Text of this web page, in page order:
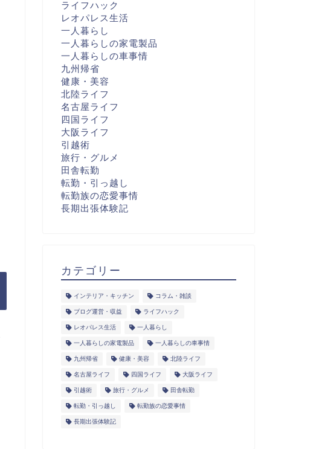
ライフハック
レオパレス生活
一人暮らし
一人暮らしの家電製品
一人暮らしの車事情
九州帰省
健康・美容
北陸ライフ
名古屋ライフ
四国ライフ
大阪ライフ
引越術
旅行・グルメ
田舎転勤
転勤・引っ越し
転勤族の恋愛事情
長期出張体験記
カテゴリー
インテリア・キッチン コラム・雑談
ブログ運営・収益 ライフハック
レオパレス生活 一人暮らし
一人暮らしの家電製品 一人暮らしの車事情
九州帰省 健康・美容 北陸ライフ
名古屋ライフ 四国ライフ 大阪ライフ
引越術 旅行・グルメ 田舎転勤
転勤・引っ越し 転勤族の恋愛事情
長期出張体験記